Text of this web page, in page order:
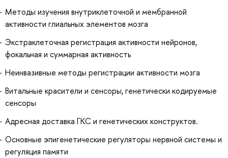
Методы изучения внутриклеточной и мембранной
активности глиальных элементов мозга
Экстраклеточная регистрация активности нейронов,
фокальная и суммарная активность
Неинвазивные методы регистрации активности мозга
Витальные красители и сенсоры, генетически кодируемые
сенсоры
Адресная доставка ГКС и генетических конструктов.
Основные эпигенетические регуляторы нервной системы и
регуляция памяти